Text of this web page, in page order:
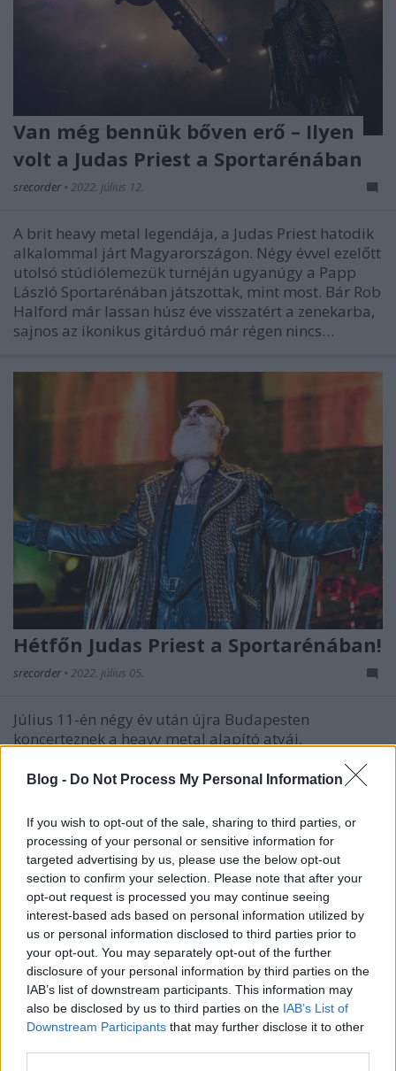
Blog - Do Not Process My Personal Information
If you wish to opt-out of the sale, sharing to third parties, or
processing of your personal or sensitive information for
targeted advertising by us, please use the below opt-out
section to confirm your selection. Please note that after your
opt-out request is processed you may continue seeing
interest-based ads based on personal information utilized by
us or personal information disclosed to third parties prior to
your opt-out. You may separately opt-out of the further
disclosure of your personal information by third parties on the
IAB’s list of downstream participants. This information may
also be disclosed by us to third parties on the IAB’s List of
Downstream Participants that may further disclose it to other
Van még bennük bőven erő – Ilyen
volt a Judas Priest a Sportarénában
srecorder • 2022. július 12.
A brit heavy metal legendája, a Judas Priest hatodik
alkalommal járt Magyarországon. Négy évvel ezelőtt
utolsó stúdiólemezük turnéján ugyanúgy a Papp
László Sportarénában játszottak, mint most. Bár Rob
Halford már lassan húsz éve visszatért a zenekarba,
sajnos az ikonikus gitárduó már régen nincs…
Hétfőn Judas Priest a Sportarénában!
srecorder • 2022. július 05.
Július 11-én négy év után újra Budapesten
koncerteznek a heavy metal alapító atyái.
Ma este Judas Priest a Budapest